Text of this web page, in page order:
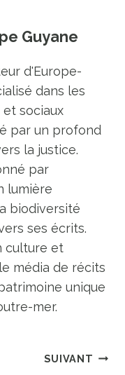
Guyane
d'Europe-
dans les
sociaux
par un profond
la justice.
par
lumière
biodiversité
ses écrits.
culture et
média de récits
unique
mer.
SUIVANT